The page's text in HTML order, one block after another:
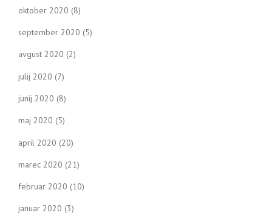
oktober 2020 (8)
september 2020 (5)
avgust 2020 (2)
julij 2020 (7)
junij 2020 (8)
maj 2020 (5)
april 2020 (20)
marec 2020 (21)
februar 2020 (10)
januar 2020 (3)